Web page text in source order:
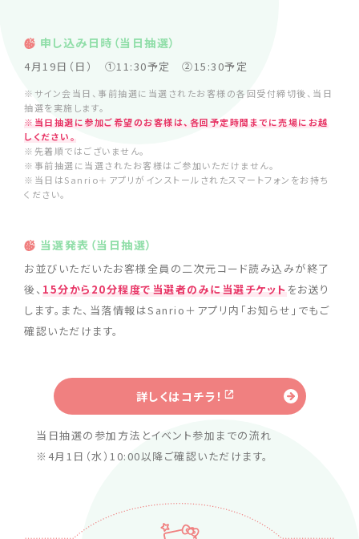
申し込み日時（当日抽選）
4月19日（日） ①11:30予定 ②15:30予定
※サイン会当日、事前抽選に当選されたお客様の各回受付締切後、当日
抽選を実施します。
※当日抽選に参加ご希望のお客様は、各回予定時間までに売場にお越
しください。
※先着順ではございません。
※事前抽選に当選されたお客様はご参加いただけません。
※当日はSanrio＋アプリがインストールされたスマートフォンをお持ち
ください。
当選発表（当日抽選）
お並びいただいたお客様全員の二次元コード読み込みが終了
後、 15分から20分程度で当選者のみに当選チケット をお送り
します。また、当落情報はSanrio＋アプリ内「お知らせ」でもご
確認いただけます。
詳しくはコチラ！
当日抽選の参加方法とイベント参加までの流れ
※4月1日（水）10:00以降ご確認いただけます。